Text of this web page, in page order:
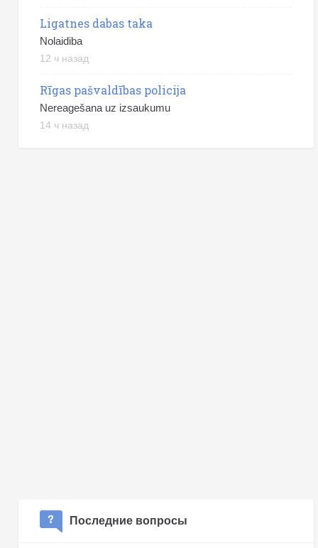
Ligatnes dabas taka
Nolaidiba
12 ч назад
Rīgas pašvaldības policija
Nereagešana uz izsaukumu
14 ч назад
Последние вопросы